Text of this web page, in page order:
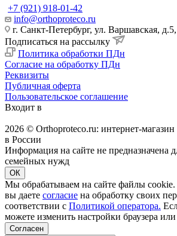
+7 (921) 918-01-42
info@orthoproteco.ru
г. Санкт-Петербург, ул. Варшавская,
Подписаться на рассылку
Политика обработки ПДн
Согласие на обработку ПДн
Реквизиты
Публичная оферта
Пользовательское соглашение
Входит в
2026 © Orthoproteco.ru: интернет-
в России
Информация на сайте не предназначена
семейных нужд
ОК
Мы обрабатываем на сайте файлы cookie.
вы даете согласие на обработку своих
соответствии с Политикой оператора.
можете изменить настройки браузера
Согласен